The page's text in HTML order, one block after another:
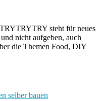
steht für neues
nicht aufgeben, auch
die Themen Food, DIY